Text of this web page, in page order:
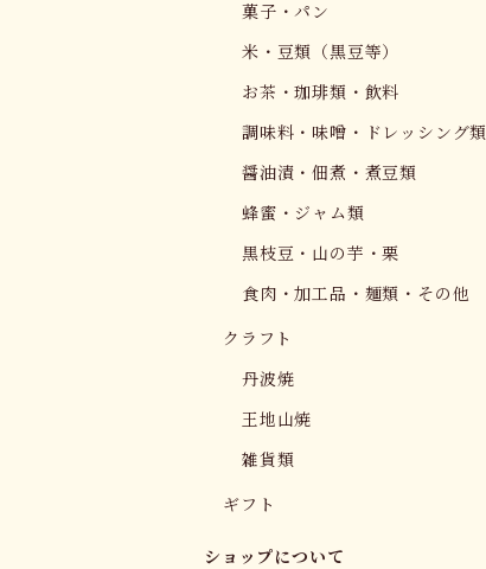
菓子・パン
米・豆類（黒豆等）
お茶・珈琲類・飲料
調味料・味噌・ドレッシング類
醤油漬・佃煮・煮豆類
蜂蜜・ジャム類
黒枝豆・山の芋・栗
食肉・加工品・麺類・その他
クラフト
丹波焼
王地山焼
雑貨類
ギフト
ショップについて